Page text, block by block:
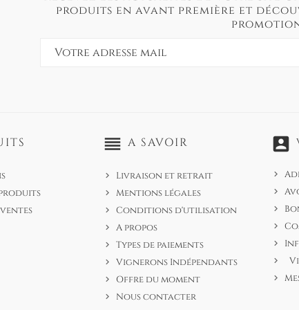
produits en avant première et
reorder A SAVOIR
Livraison et retrait
Mentions légales
Conditions d'utilisation
A propos
Types de paiements
Vignerons Indépendants
Offre du moment
Nous contacter
account_box